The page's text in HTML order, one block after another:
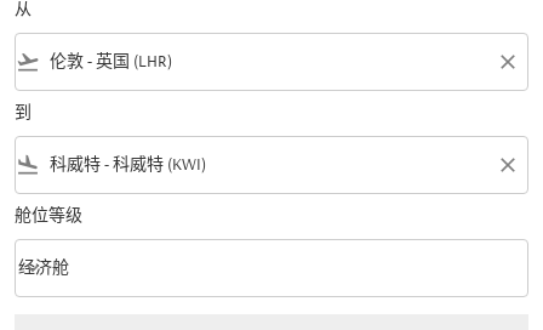
从
flight_takeoff close
到
flight_land close
舱位等级
舱位等级 option 经济舱 Selected
经济舱
keyboard_arrow_down